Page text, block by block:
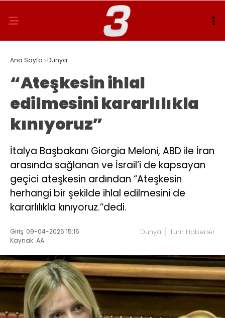
Ana Sayfa ›Dünya
“Ateşkesin ihlal
edilmesini kararlılıkla
kınıyoruz”
İtalya Başbakanı Giorgia Meloni, ABD ile İran
arasında sağlanan ve İsrail’i de kapsayan
geçici ateşkesin ardından “Ateşkesin
herhangi bir şekilde ihlal edilmesini de
kararlılıkla kınıyoruz.”dedi.
Giriş: 09-04-2026 15:16
Kaynak: AA
Dünya Tüm Haberler